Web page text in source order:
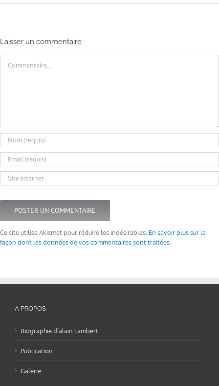
Laisser un commentaire
Ce site utilise Akismet pour réduire les indésirables. En savoir plus sur la
façon dont les données de vos commentaires sont traitées
A PROPOS
Biographie d’alain Lambert
Publication
Galerie